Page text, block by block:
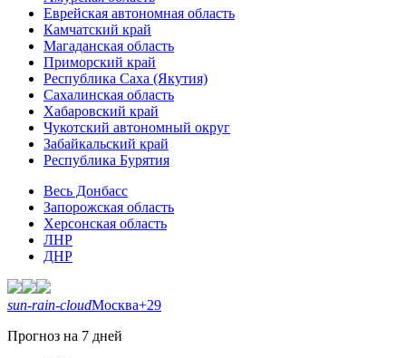
Еврейская автономная область
Камчатский край
Магаданская область
Приморский край
Республика Саха (Якутия)
Сахалинская область
Хабаровский край
Чукотский автономный округ
Забайкальский край
Республика Бурятия
Весь Донбасс
Запорожская область
Херсонская область
ЛНР
ДНР
sun-rain-cloudМосква+29
Прогноз на 7 дней